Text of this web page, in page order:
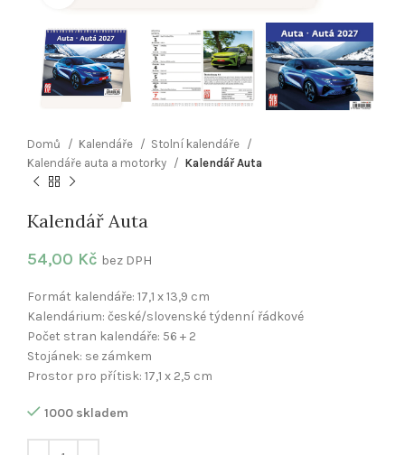
Domů Kalendáře
Stolní kalendáře
Kalendáře auta a motorky
Kalendář Auta
Kalendář Auta
54,00 Kč bez DPH
Formát kalendáře: 17,1 x 13,9 cm
Kalendárium: české/slovenské týdenní řádkové
Počet stran kalendáře: 56 + 2
Stojánek: se zámkem
Prostor pro přítisk: 17,1 x 2,5 cm
1000 skladem